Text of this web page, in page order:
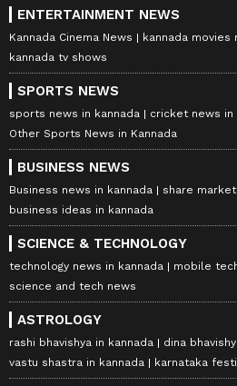
ENTERTAINMENT NEWS
Kannada Cinema News kannada movies
kannada tv shows
SPORTS NEWS
sports news in kannada
cricket news in
Other Sports News in Kannada
BUSINESS NEWS
Business news in kannada
share
business ideas in kannada
SCIENCE & TECHNOLOGY
technology news in kannada
mobile
science and tech news
ASTROLOGY
rashi bhavishya in kannada dina
vastu shastra in kannada
karnataka